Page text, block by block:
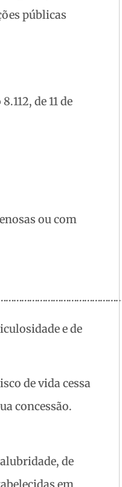
públicas
de 11 de
ou com
e de
de vida cessa
concessão.
de
em